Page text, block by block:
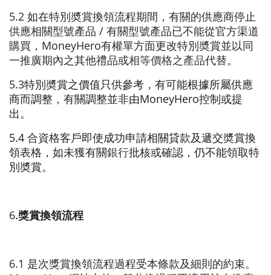
5.2 如在特別奬賞換領流程期間，有關的供應商停止
供應相關型號產品 / 有關型號產品已不能從官方渠道
購買，MoneyHero有權單方面更改特別奬賞並以同
一推廣期內之其他禮品或相等價格之產品代替。
5.3特別奬賞之價值只供參考，有可能根據所屬供應
商而調整，有關調整並非由MoneyHero控制或提
出。
5.4 合資格客戶即使成功申請相關貸款及遞交奬賞換
領表格，如未獲有關銀行批核或確認，仍不能領取特
別奬賞。
6.獎賞換領流程
6.1 是次獎賞換領流程過程受本條款及細則的約束。